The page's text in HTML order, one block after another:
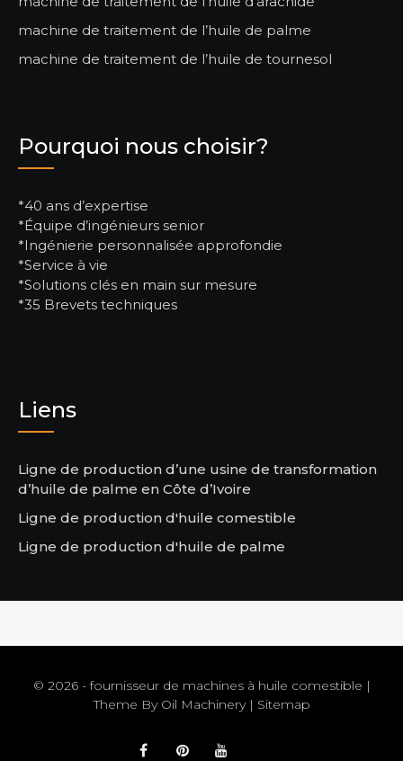
machine de traitement de l’huile de palme
machine de traitement de l’huile de tournesol
Pourquoi nous choisir?
*40 ans d’expertise
*Équipe d’ingénieurs senior
*Ingénierie personnalisée approfondie
*Service à vie
*Solutions clés en main sur mesure
*35 Brevets techniques
Liens
Ligne de production d’une usine de transformation
d’huile de palme en Côte d’Ivoire
Ligne de production d'huile comestible
Ligne de production d'huile de palme
© 2026 - fournisseur de machines à huile comestible |
Theme By Oil Machinery| Sitemap